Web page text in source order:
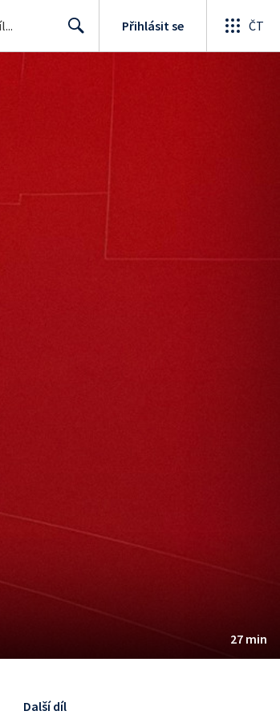
Přihlásit se ČT
27 min
Další díl